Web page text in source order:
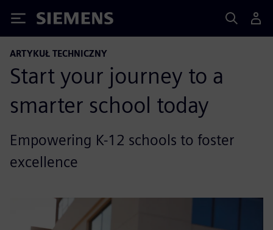
Siemens
ARTYKUŁ TECHNICZNY
Start your journey to a
smarter school today
Empowering K-12 schools to foster
excellence